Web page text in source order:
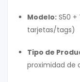
Modelo: S50
tarjetas/tags)
Tipo de
proximidad de